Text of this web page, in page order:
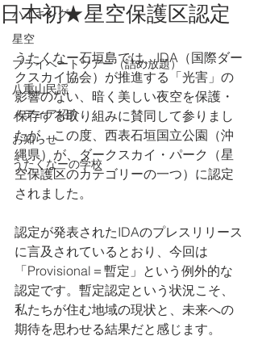
ハイキング
星空
プライベートツアー（詰め放題）
八重山民謡
メディア紹介
お知らせ
うたくなーの学校
日本初★星空保護区認定
うたくなー石垣島では、IDA（国際ダー
クスカイ協会）が推進する「光害」の
影響のない、暗く美しい夜空を保護・
保存する取り組みに賛同して参りまし
たが、この度、西表石垣国立公園（沖
縄県）が、ダークスカイ・パーク（星
空保護区のカテゴリーの一つ）に認定
されました。
認定が発表されたIDAのプレスリリース
に言及されているとおり、今回は
「Provisional＝暫定」という例外的な
認定です。暫定認定という状況こそ、
私たちが住む地域の現状と、未来への
期待を思わせる結果だと感じます。